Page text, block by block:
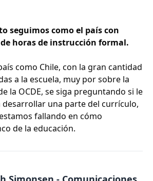
seguimos como el país con
horas de instrucción formal.
como Chile, con la gran cantidad
a la escuela, muy por sobre la
la OCDE, se siga preguntando si le
una parte del currículo,
fallando en cómo
de la educación.